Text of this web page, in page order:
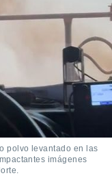
polvo levantado en las
imágenes